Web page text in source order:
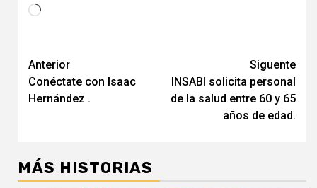
Cargando...
Navegación
de
Anterior
Conéctate con Isaac
Hernández .
Siguente
INSABI solicita personal
de la salud entre 60 y 65
años de edad.
MÁS HISTORIAS